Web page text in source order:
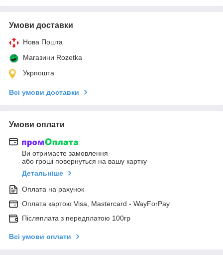
Умови доставки
Нова Пошта
Магазини Rozetka
Укрпошта
Всі умови доставки
Умови оплати
Ви отримаєте замовлення
або гроші повернуться на вашу картку
Детальніше
Оплата на рахунок
Оплата картою Visa, Mastercard - WayForPay
Післяплата з передплатою 100гр
Всі умови оплати